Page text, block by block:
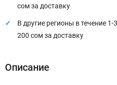
сом за доставку
В другие регионы в течение 1-
200 сом за доставку
Описание